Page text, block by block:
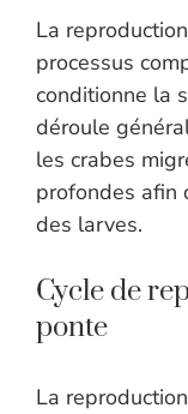
La
processus
conditionne la
déroule
les crabes
profondes afin
des larves.
Cycle de
ponte
La